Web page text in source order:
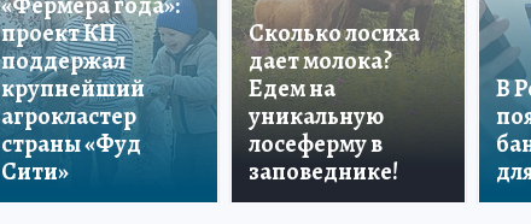
проект КП
поддержал
крупнейший
агрокластер
страны «Фуд
Сити»
Сколько лосиха
дает молока?
Едем на
уникальную
лосеферму в
заповеднике!
В